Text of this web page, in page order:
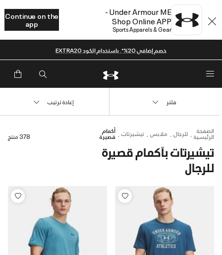
Under Armour ME -
Shop Online APP
Sports Apparels & Gear
Continue on the
app
خصم إضافي 20%*. باستخدام الكود EXTRA20
الصفحة
الرئيسية للرجال ملابس تيشيرتات أكمام
قصيرة
تيشيرتات بآكمام قصيرة
للرجال
378 منتج
فلتر إعادة ترتيب